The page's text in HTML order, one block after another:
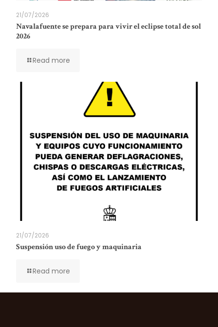
21/07/2026
Navalafuente se prepara para vivir el eclipse total de sol
2026
Read more
21/07/2026
Suspensión uso de fuego y maquinaria
Read more